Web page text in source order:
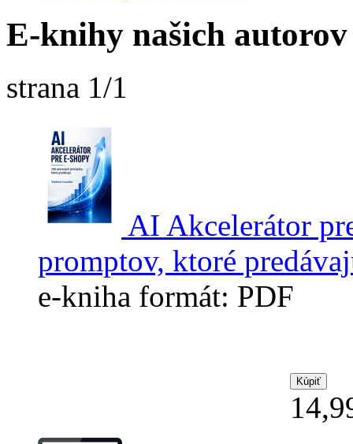
E-knihy našich
strana 1/1
AI Akcelerátor
promptov, ktoré
e-kniha formát: PDF